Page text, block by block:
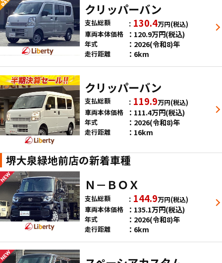
クリッパーバン
支払総額 130.4万円(税込)
車両本体価格
120.9万円(税込)
年式 2026(令和8)年
走行距離 6km
クリッパーバン
支払総額 119.9万円(税込)
車両本体価格
111.4万円(税込)
年式 2026(令和8)年
走行距離 16km
堺大泉緑地前店の新着車種
Ｎ－ＢＯＸ
支払総額 144.9万円(税込)
車両本体価格
135.1万円(税込)
年式 2026(令和8)年
走行距離 6km